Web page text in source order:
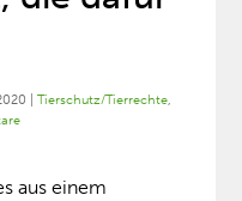
|Tierschutz/Tierrechte,
aus einem